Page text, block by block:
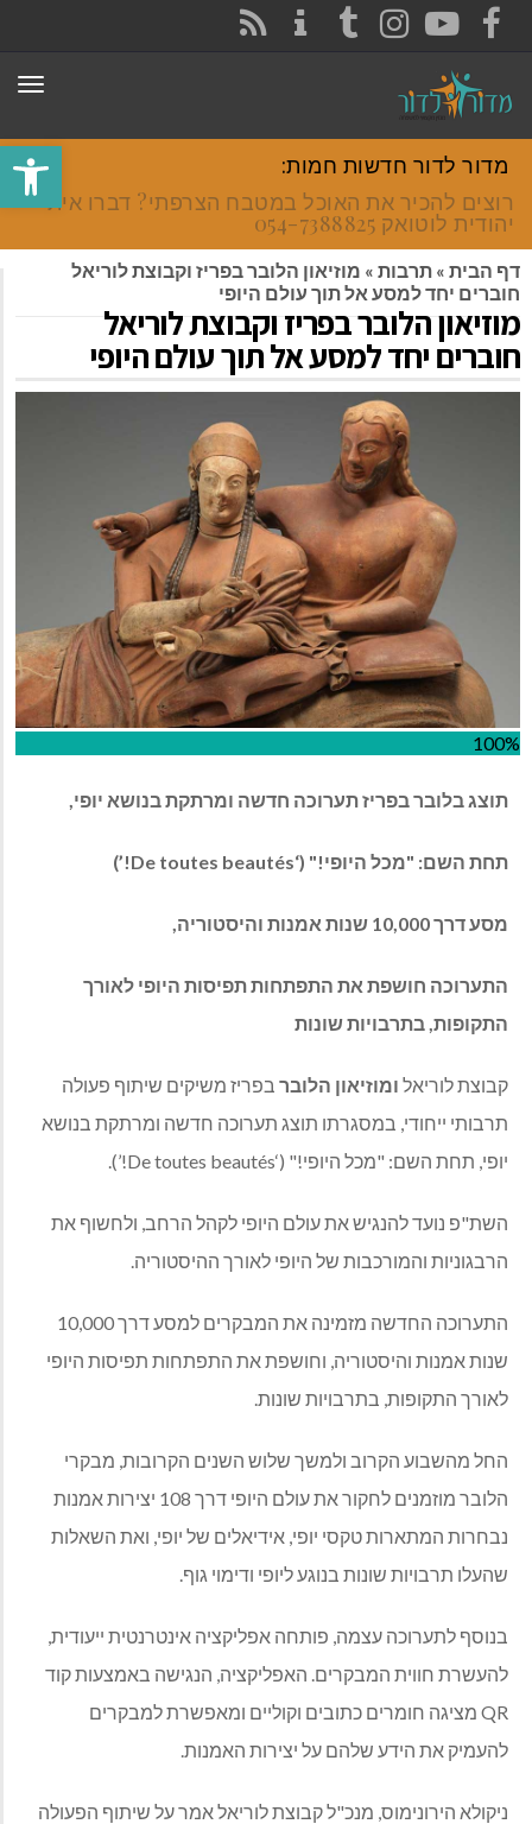
פתח
FACEBOOK
YOUTUBE
INSTAGRAM
TUMBLR
מדור לדור חדשות חמות:
רוצים להכיר את האוכל במטבח הצרפתי? דברו איתי
יהודית לוטואק 054-7388825.
דף הבית » תרבות » מוזיאון הלובר בפריז וקבוצת לוריאל
חוברים יחד למסע אל תוך עולם היופי
מוזיאון הלובר בפריז וקבוצת לוריאל
חוברים יחד למסע אל תוך עולם היופי
100%
תוצג בלובר בפריז תערוכה חדשה ומרתקת בנושא יופי,
תחת השם: "מכל היופי!" (‘De toutes beautés!’)
מסע דרך 10,000 שנות אמנות והיסטוריה,
התערוכה חושפת את התפתחות תפיסות היופי לאורך
התקופות, בתרבויות שונות
קבוצת לוריאל ומוזיאון הלובר בפריז משיקים שיתוף פעולה
תרבותי ייחודי, במסגרתו תוצג תערוכה חדשה ומרתקת בנושא
יופי, תחת השם: "מכל היופי!" (‘De toutes beautés!’).
השת"פ נועד להנגיש את עולם היופי לקהל הרחב, ולחשוף את
הרבגוניות והמורכבות של היופי לאורך ההיסטוריה.
התערוכה החדשה מזמינה את המבקרים למסע דרך
שנות אמנות והיסטוריה, וחושפת את התפתחות תפיסות היופי
לאורך התקופות, בתרבויות שונות.
החל מהשבוע הקרוב ולמשך שלוש השנים הקרובות, מבקרי
הלובר מוזמנים לחקור את עולם היופי דרך
יצירות אמנות
נבחרות המתארות טקסי יופי, אידיאלים של יופי, ואת השאלות
שהעלו תרבויות שונות בנוגע ליופי ודימוי גוף.
בנוסף לתערוכה עצמה, פותחה אפליקציה אינטרנטית ייעודית,
להעשרת חווית המבקרים. האפליקציה, הנגישה באמצעות קוד
QR מציגה חומרים כתובים וקוליים ומאפשרת למבקרים
להעמיק את הידע שלהם על יצירות האמנות.
ניקולא הירונימוס, מנכ"ל קבוצת לוריאל אמר על שיתוף הפעולה